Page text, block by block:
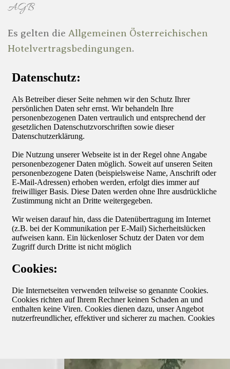
AGB
Es gelten die Allgemeinen Österreichischen
Hotelvertragsbedingungen.